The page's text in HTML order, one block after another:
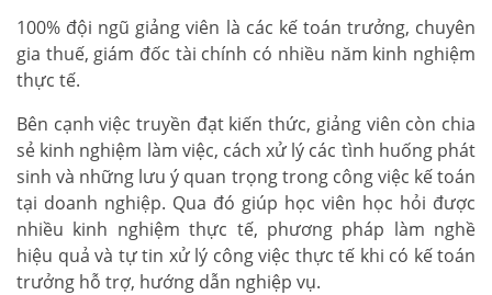
100% đội ngũ giảng viên là các kế toán trưởng, chuyên
gia thuế, giám đốc tài chính có nhiều năm kinh nghiệm
thực tế.
Bên cạnh việc truyền đạt kiến thức, giảng viên còn chia
sẻ kinh nghiệm làm việc, cách xử lý các tình huống phát
sinh và những lưu ý quan trọng trong công việc kế toán
tại doanh nghiệp. Qua đó giúp học viên học hỏi được
nhiều kinh nghiệm thực tế, phương pháp làm nghề
hiệu quả và tự tin xử lý công việc thực tế khi có kế toán
trưởng hỗ trợ, hướng dẫn nghiệp vụ.